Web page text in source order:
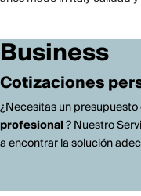
Business
Cotizaciones
¿Necesitas un
profesional? Nuestro
a encontrar la solución